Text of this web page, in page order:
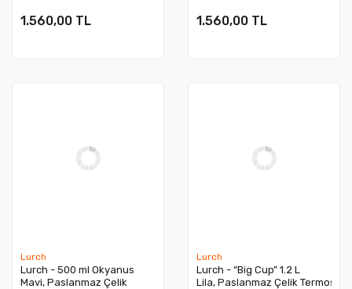
240805
1.560,00 TL
Sızdırmaz - 240803
1.560,00 TL
Lurch
Lurch - 500 ml Okyanus
Mavi, Paslanmaz Çelik
Lurch
Lurch - “Big Cup” 1.2 L
Lila, Paslanmaz Çelik Termos -